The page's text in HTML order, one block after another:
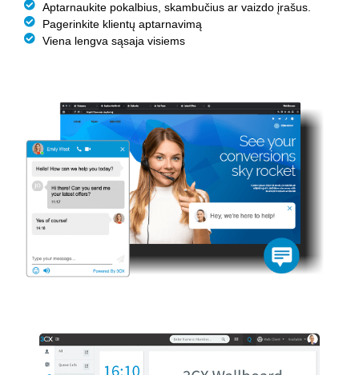
Aptarnaukite pokalbius, skambučius ar vaizdo įrašus.
Pagerinkite klientų aptarnavimą
Viena lengva sąsaja visiems